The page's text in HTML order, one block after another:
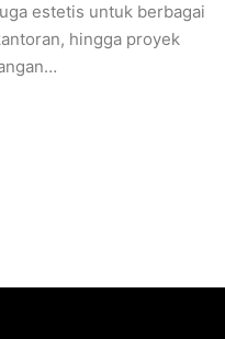
estetis untuk berbagai
hingga proyek